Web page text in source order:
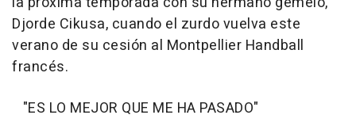
Djorde Cikusa, cuando el zurdo vuelva este
verano de su cesión al Montpellier Handball
francés.
"ES LO MEJOR QUE ME HA PASADO"